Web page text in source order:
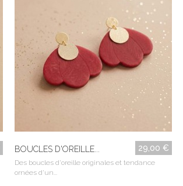
BOUCLES D'OREILLE... 29,00 €
Des boucles d'oreille originales et tendance
ornées d'un...